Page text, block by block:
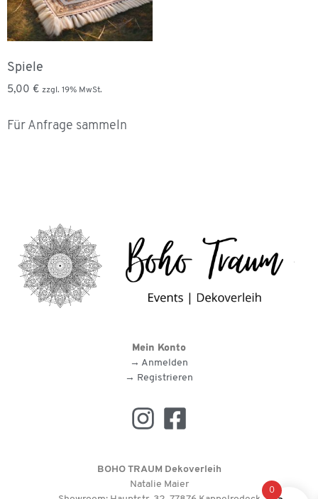
Spiele
5,00 € zzgl. 19% MwSt.
Für Anfrage sammeln
Mein Konto
→ Anmelden
→ Registrieren
BOHO TRAUM Dekoverleih
Natalie Maier
0